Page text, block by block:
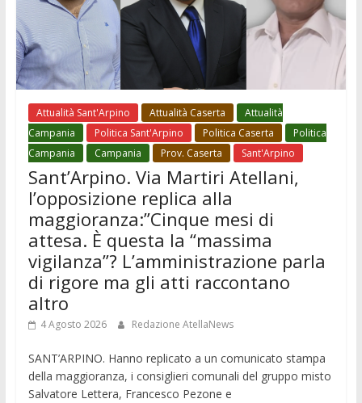
Attualità Sant'Arpino Attualità Caserta
Attualità
Campania
Politica Sant'Arpino Politica Caserta
Politica
Campania
Campania Prov. Caserta Sant'Arpino
Sant’Arpino. Via Martiri Atellani,
l’opposizione replica alla
maggioranza:”Cinque mesi di
attesa. È questa la “massima
vigilanza”? L’amministrazione parla
di rigore ma gli atti raccontano
altro
4 Agosto 2026 Redazione AtellaNews
SANT’ARPINO. Hanno replicato a un comunicato stampa
della maggioranza, i consiglieri comunali del gruppo misto
Salvatore Lettera, Francesco Pezone e